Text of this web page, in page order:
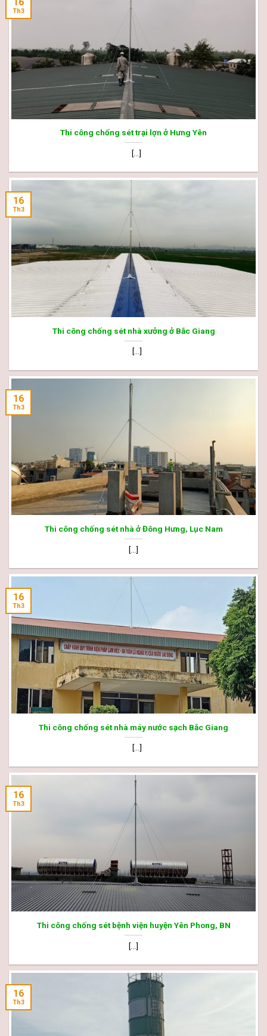
Thi công chống sét trại lợn ở Hưng Yên
[...]
16
Th3
Thi công chống sét nhà xưởng ở Bắc Giang
[...]
16
Th3
Thi công chống sét nhà ở Đông Hưng, Lục Nam
[...]
16
Th3
Thi công chống sét nhà máy nước sạch Bắc Giang
[...]
16
Th3
Thi công chống sét bệnh viện huyện Yên Phong, BN
[...]
16
Th3
16
Th3